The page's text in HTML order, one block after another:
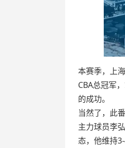
本赛季，上
CBA总冠军
的成功。
当然了，此
主力球员李
态，他维持